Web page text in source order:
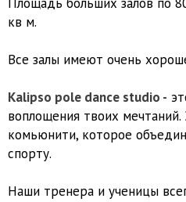
кв м.
Все залы имеют очень
Kalipso pole dance studio -
воплощения твоих
комьюнити, которое
спорту.
Наши тренера и ученицы